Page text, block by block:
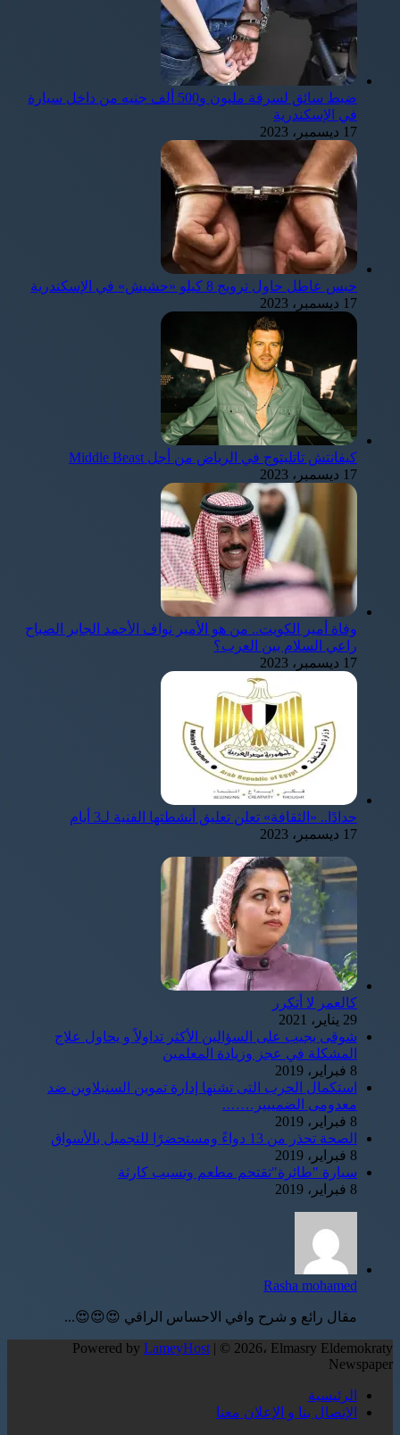
ضبط سائق لسرقة مليون و500 ألف جنيه من داخل سيارة
في الإسكندرية
17 ديسمبر، 2023
حبس عاطل حاول ترويج 8 كيلو «حشيش» في الإسكندرية
17 ديسمبر، 2023
كيفانتش تاتليتوج في الرياض من أجل Middle Beast
17 ديسمبر، 2023
وفاة أمير الكويت.. من هو الأمير نواف الأحمد الجابر الصباح
راعي السلام بين العرب؟
17 ديسمبر، 2023
حدادًا.. «الثقافة» تعلن تعليق أنشطتها الفنية لـ3 أيام
17 ديسمبر، 2023
كالعمر لا أتكرر
29 يناير، 2021
شوقى يجيب على السؤالين الأكثر تداولاً و يحاول علاج
المشكلة في عجز وزيادة المعلمين
8 فبراير، 2019
استكمال الحرب التى تشنها إدارة تموين السنبلاوين ضد
معدومى الضمييير…….
8 فبراير، 2019
الصحة تحذر من 13 دواءً ومستحضرًا للتجميل بالأسواق
8 فبراير، 2019
سيارة "طائرة"تقتحم مطعم وتسبب كارثة
8 فبراير، 2019
Rasha mohamed
مقال رائع و شرح وافي الاحساس الراقي 😍😍😍...
Powered by LameyHost | © 2026، Elmasry Eldemokraty
Newspaper
الرئيسية
الإتصال بنا و الإعلان معنا